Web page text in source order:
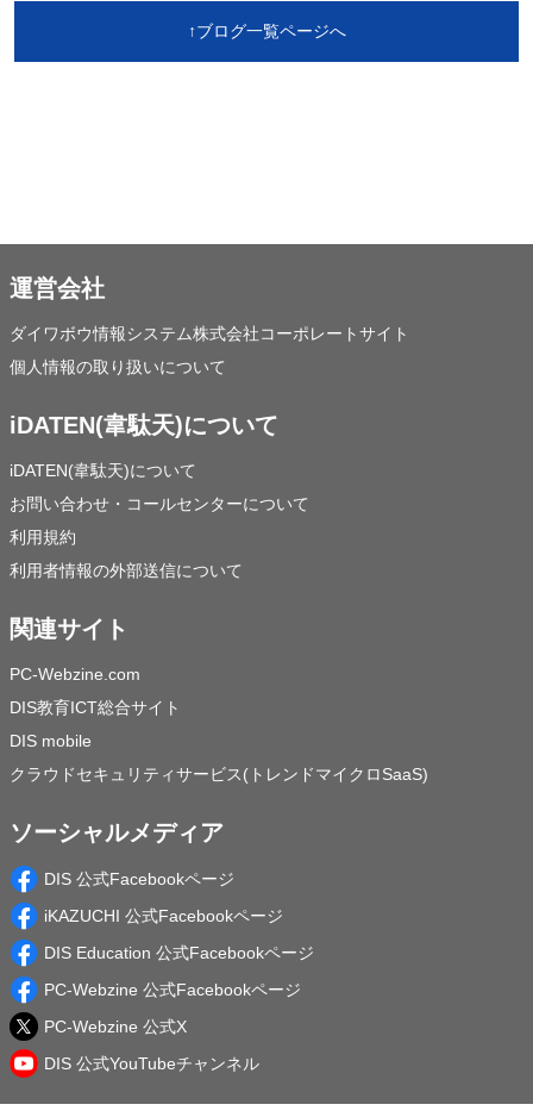
↑ブログ一覧ページへ
運営会社
ダイワボウ情報システム株式会社コーポレートサイト
個人情報の取り扱いについて
iDATEN(韋駄天)について
iDATEN(韋駄天)について
お問い合わせ・コールセンターについて
利用規約
利用者情報の外部送信について
関連サイト
PC-Webzine.com
DIS教育ICT総合サイト
DIS mobile
クラウドセキュリティサービス(トレンドマイクロSaaS)
ソーシャルメディア
DIS 公式Facebookページ
iKAZUCHI 公式Facebookページ
DIS Education 公式Facebookページ
PC-Webzine 公式Facebookページ
PC-Webzine 公式X
DIS 公式YouTubeチャンネル